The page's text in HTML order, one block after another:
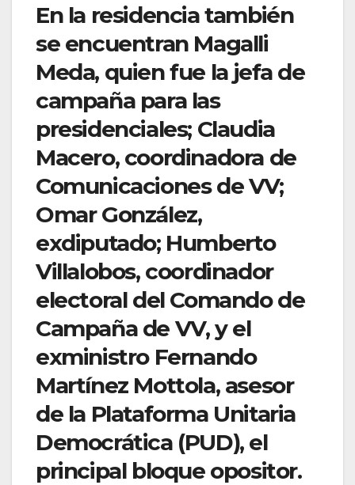
En la residencia también
se encuentran Magalli
Meda, quien fue la jefa de
campaña para las
presidenciales; Claudia
Macero, coordinadora de
Comunicaciones de VV;
Omar González,
exdiputado; Humberto
Villalobos, coordinador
electoral del Comando de
Campaña de VV, y el
exministro Fernando
Martínez Mottola, asesor
de la Plataforma Unitaria
Democrática (PUD), el
principal bloque opositor.